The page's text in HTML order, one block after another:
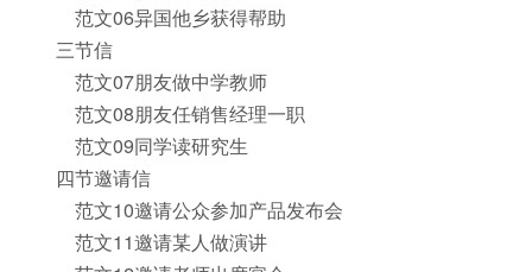
范文06异国他乡获得帮助
三节信
范文07朋友做中学教师
范文08朋友任销售经理一职
范文09同学读研究生
四节邀请信
范文10邀请公众参加产品发布会
范文11邀请某人做演讲